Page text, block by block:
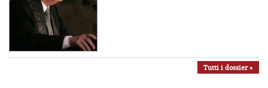
Tutti i dossier »